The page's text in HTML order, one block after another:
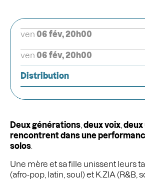
Deux générations deux voix deux
rencontrent dans une
solos
Une mère et sa fille unissent leurs
(afro-pop, latin, soul) et K.ZIA (R&B,
ven 06 fév, 20h00
ven 06 fév, 20h00
Distribution